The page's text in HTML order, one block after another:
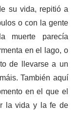
su vida, repitió a
o con la gente
muerte parecía
en el lago, o
de llevarse a un
También aquí
en el que el
la vida y la fe de